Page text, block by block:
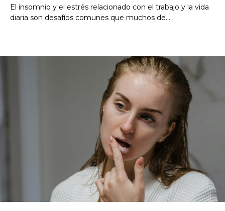
El insomnio y el estrés relacionado con el trabajo y la vida
diaria son desafíos comunes que muchos de...